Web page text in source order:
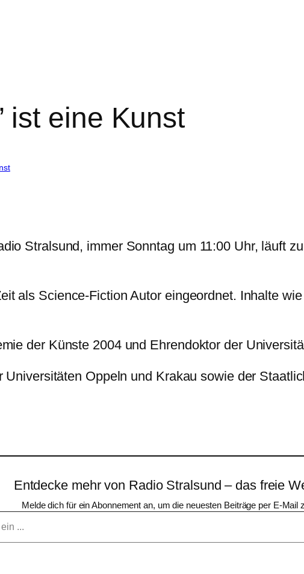
ist eine Kunst
Stralsund, immer Sonntag um 11:00 Uhr, läuft
als Science-Fiction Autor eingeordnet. Inhalte
der Künste 2004 und Ehrendoktor der
Oppeln und Krakau sowie der
Entdecke mehr von Radio Stralsund – das freie
Melde dich für ein Abonnement an, um die neuesten Beiträge per E-Mail